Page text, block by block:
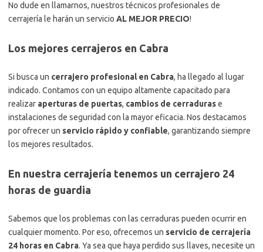
No dude en llamarnos, nuestros técnicos profesionales de
cerrajería le harán un servicio AL MEJOR PRECIO!
Los mejores cerrajeros en Cabra
Si busca un cerrajero profesional en Cabra, ha llegado al lugar
indicado. Contamos con un equipo altamente capacitado para
realizar aperturas de puertas, cambios de cerradurase
instalaciones de seguridad con la mayor eficacia. Nos destacamos
por ofrecer un servicio rápido y confiable, garantizando siempre
los mejores resultados.
En nuestra cerrajería tenemos un cerrajero 24
horas de guardia
Sabemos que los problemas con las cerraduras pueden ocurrir en
cualquier momento. Por eso, ofrecemos un servicio de cerrajería
24 horas en Cabra. Ya sea que haya perdido sus llaves, necesite un